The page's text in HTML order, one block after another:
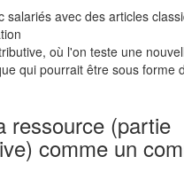
salariés avec des articles
où l'on teste une
qui pourrait être sous forme
ressource (partie
comme un